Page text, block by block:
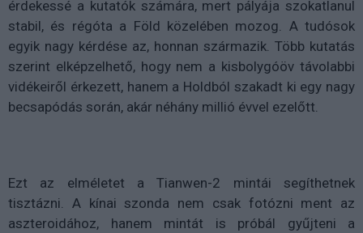
érdekessé a kutatók számára, mert pályája szokatlanul
stabil, és régóta a Föld közelében mozog. A tudósok
egyik nagy kérdése az, honnan származik. Több kutatás
szerint elképzelhető, hogy nem a kisbolygóöv távolabbi
vidékeiről érkezett, hanem a Holdból szakadt ki egy nagy
becsapódás során, akár néhány millió évvel ezelőtt.
Ezt az elméletet a Tianwen-2 mintái segíthetnek
tisztázni. A kínai szonda nem csak fotózni ment az
aszteroidához, hanem mintát is próbál gyűjteni a